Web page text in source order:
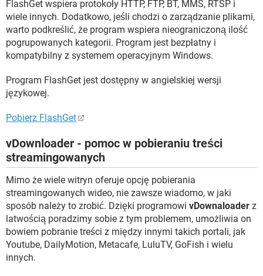
FlashGet wspiera protokoły HTTP, FTP, BT, MMS, RTSP i
wiele innych. Dodatkowo, jeśli chodzi o zarządzanie plikami,
warto podkreślić, że program wspiera nieograniczoną ilość
pogrupowanych kategorii. Program jest bezpłatny i
kompatybilny z systemem operacyjnym Windows.
Program FlashGet jest dostępny w angielskiej wersji
językowej.
Pobierz FlashGet
vDownloader - pomoc w pobieraniu treści
streamingowanych
Mimo że wiele witryn oferuje opcję pobierania
streamingowanych wideo, nie zawsze wiadomo, w jaki
sposób należy to zrobić. Dzięki programowi vDownaloader z
latwością poradzimy sobie z tym problemem, umożliwia on
bowiem pobranie treści z między innymi takich portali, jak
Youtube, DailyMotion, Metacafe, LuluTV, GoFish i wielu
innych.